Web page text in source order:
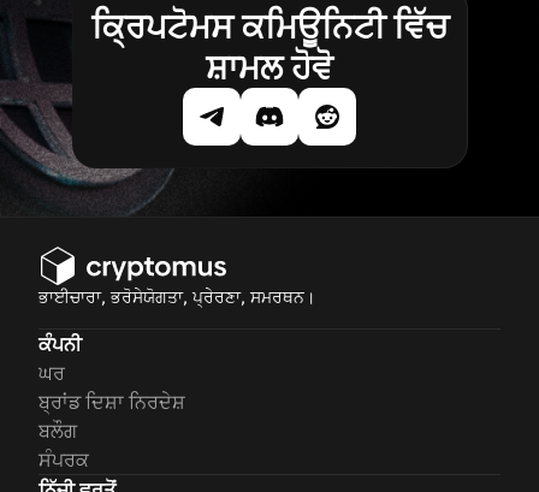
ਕ੍ਰਿਪਟੋਮਸ ਕਮਿਊਨਿਟੀ ਵਿੱਚ
ਸ਼ਾਮਲ ਹੋਵੋ
ਭਾਈਚਾਰਾ, ਭਰੋਸੇਯੋਗਤਾ, ਪ੍ਰੇਰਣਾ, ਸਮਰਥਨ।
ਕੰਪਨੀ
ਘਰ
ਬ੍ਰਾਂਡ ਦਿਸ਼ਾ ਨਿਰਦੇਸ਼
ਬਲੌਗ
ਸੰਪਰਕ